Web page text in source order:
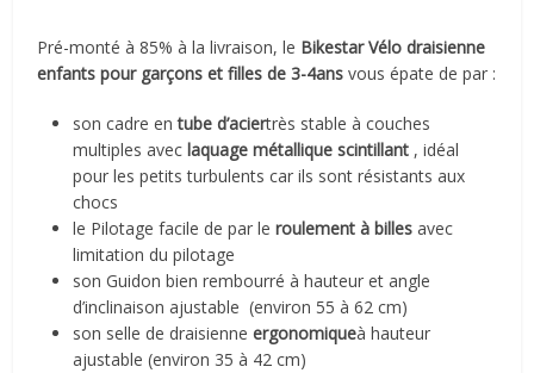
Pré-monté à 85% à la livraison, le Bikestar Vélo draisienne
enfants pour garçons et filles de 3-4ansvous épate de par :
son cadre entube d’aciertrès stable à couches
multiples avec laquage métallique scintillant , idéal
pour les petits turbulents car ils sont résistants aux
chocs
le Pilotage facile de par leroulement à billes avec
limitation du pilotage
son Guidon bien rembourré à hauteur et angle
d’inclinaison ajustable (environ 55 à 62 cm)
son selle de draisienneergonomiqueà hauteur
ajustable (environ 35 à 42 cm)